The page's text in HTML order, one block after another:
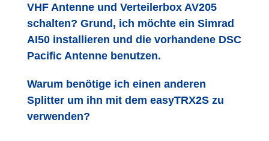
VHF Antenne und Verteilerbox AV205
schalten? Grund, ich möchte ein Simrad
AI50 installieren und die vorhandene DSC
Pacific Antenne benutzen.
Warum benötige ich einen anderen
Splitter um ihn mit dem easyTRX2S zu
verwenden?